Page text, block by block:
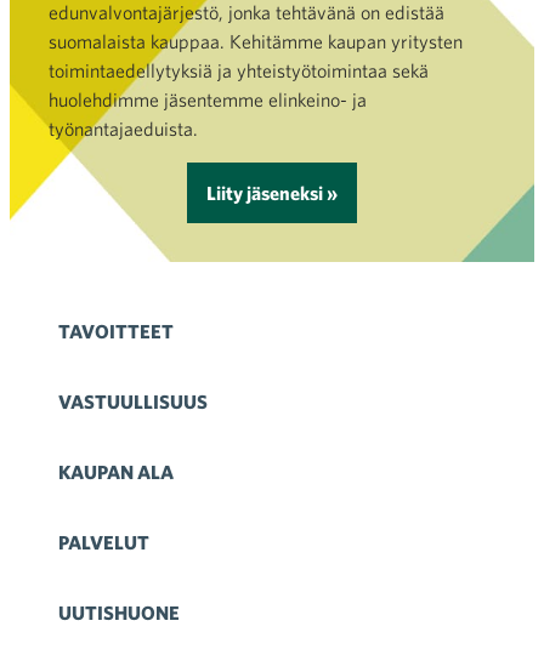
edunvalvontajärjestö, jonka tehtävänä on edistää
suomalaista kauppaa. Kehitämme kaupan yritysten
toimintaedellytyksiä ja yhteistyötoimintaa sekä
huolehdimme jäsentemme elinkeino- ja
työnantajaeduista.
Liity jäseneksi »
TAVOITTEET
VASTUULLISUUS
KAUPAN ALA
PALVELUT
UUTISHUONE